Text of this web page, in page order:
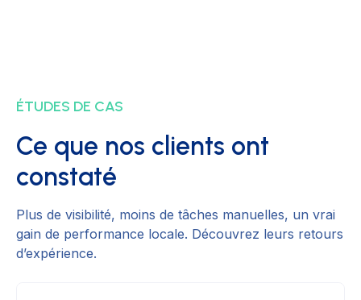
ÉTUDES DE CAS
Ce que nos clients ont
constaté
Plus de visibilité, moins de tâches manuelles, un vrai
gain de performance locale. Découvrez leurs retours
d’expérience.